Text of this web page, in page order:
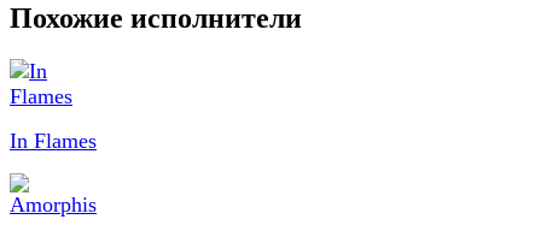
Похожие исполнители
In Flames